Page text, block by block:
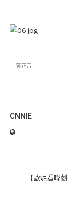
黃正音
ONNIE
【歐妮看韓